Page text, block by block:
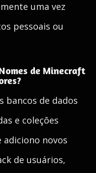
uma vez
pessoais ou
de Minecraft
bancos de dados
e coleções
adiciono novos
de usuários,